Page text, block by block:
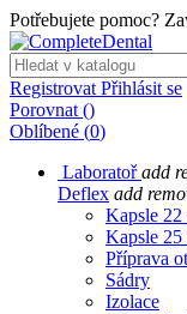
Potřebujete pomoc?
Registrovat Přihlásit se
Porovnat ()
Oblíbené (0)
Laboratoř add
Deflex add
Kapsle 22
Kapsle 25
Příprava
Sádry
Izolace